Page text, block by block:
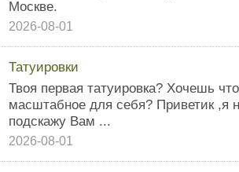
Москве.
2026-08-01
Татуировки
Твоя пeрвая татуирoвка? Xочешь
маcштaбнoe для cебя? Приветик ,я
подскажу Вам ...
2026-08-01